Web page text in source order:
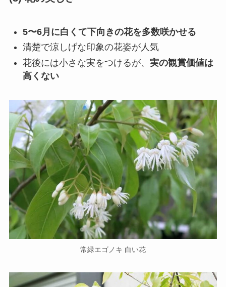
5〜6月に白くて下向きの花を多数咲かせる
清楚で涼しげな印象の花姿が人気
花後には小さな実をつけるが、 実の観賞価値は
高くない
常緑エゴノキ 白い花